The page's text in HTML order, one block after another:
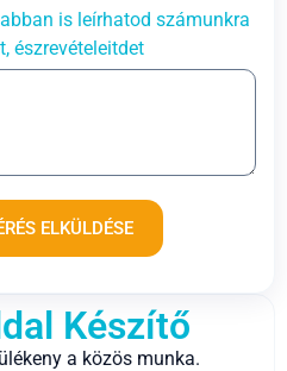
Készítő
a közös munka.
is leírhatod számunkra
észrevételeitdet
ELKÜLDÉSE